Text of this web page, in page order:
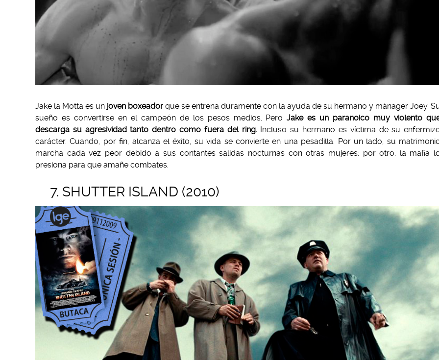
Jake la Motta es un joven boxeador que se entrena duramente con la ayuda de su hermano y mánager Joey.
sueño es convertirse en el campeón de los pesos medios. PeroJake es un paranoico muy violento
descarga su agresividad tanto dentro como fuera del ring.Incluso su hermano es víctima de su
carácter. Cuando, por fin, alcanza el éxito, su vida se convierte en una pesadilla. Por un lado, su
marcha cada vez peor debido a sus contantes salidas nocturnas con otras mujeres; por otro, la mafia
presiona para que amañe combates.
7. SHUTTER ISLAND (2010)